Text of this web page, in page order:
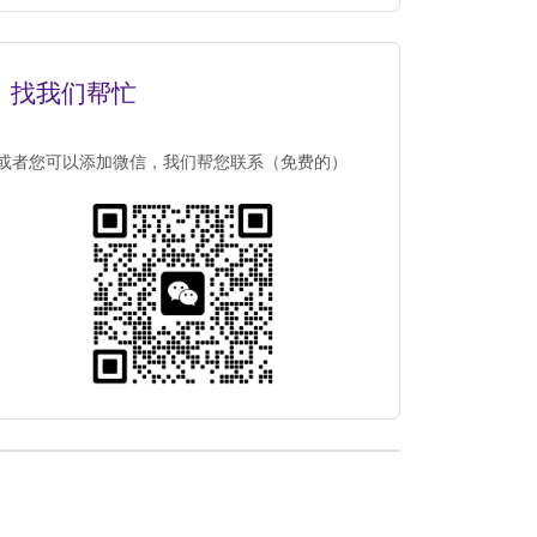
找我们帮忙
者您可以添加微信，我们帮您联系（免费的）